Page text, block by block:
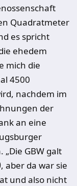
Quadratmeter
es spricht
ehedem
mich die
4500
nachdem im
der
an eine
GBW galt
, aber da war sie
und also nicht